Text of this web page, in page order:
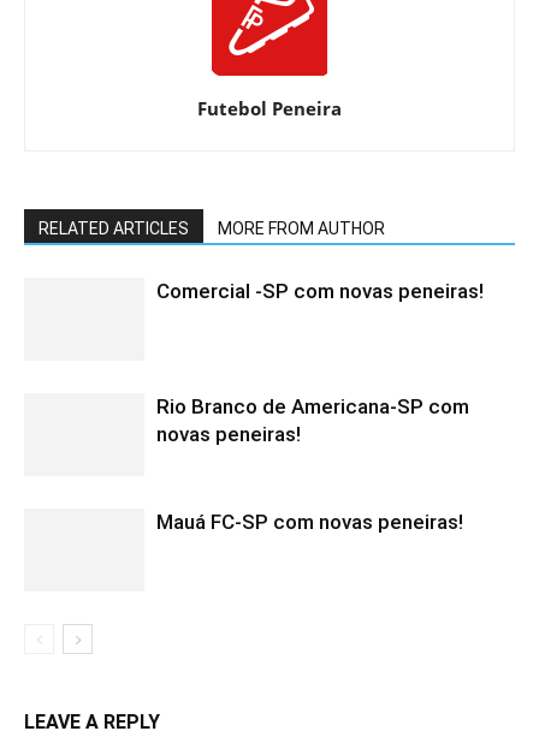
Futebol Peneira
RELATED ARTICLES MORE FROM AUTHOR
Comercial -SP com novas peneiras!
Rio Branco de Americana-SP com
novas peneiras!
Mauá FC-SP com novas peneiras!
LEAVE A REPLY